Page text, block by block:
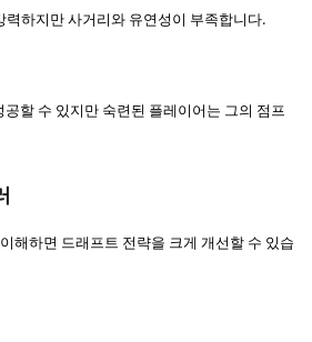
하지만 사거리와 유연성이 부족합니다.
할 수 있지만 숙련된 플레이어는 그의 점프
해하면 드래프트 전략을 크게 개선할 수 있습